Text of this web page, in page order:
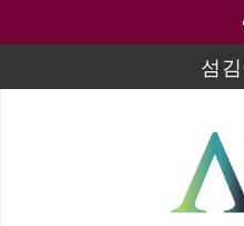
섬
김태희
2023년 어린
라합3